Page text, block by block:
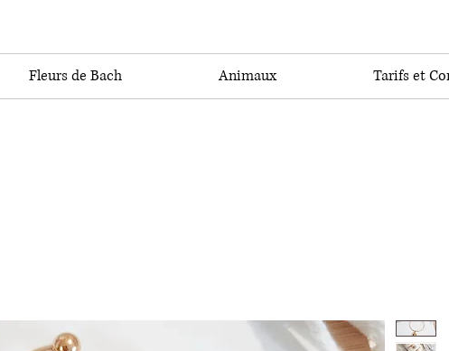
Fleurs de Bach Animaux Tarifs et